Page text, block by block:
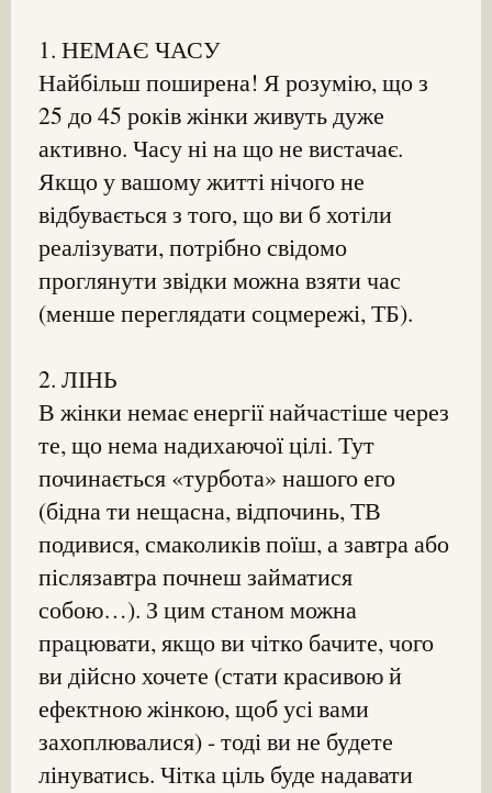
1. НЕМАЄ ЧАСУ
Найбільш поширена! Я розумію, що з
25 до 45 років жінки живуть дуже
активно. Часу ні на що не вистачає.
Якщо у вашому житті нічого не
відбувається з того, що ви б хотіли
реалізувати, потрібно свідомо
проглянути звідки можна взяти час
(менше переглядати соцмережі, ТБ).
2. ЛІНЬ
В жінки немає енергії найчастіше через
те, що нема надихаючої цілі. Тут
починається «турбота» нашого его
(бідна ти нещасна, відпочинь, ТВ
подивися, смаколиків поїш, а завтра або
післязавтра почнеш займатися
собою…). З цим станом можна
працювати, якщо ви чітко бачите, чого
ви дійсно хочете (стати красивою й
ефектною жінкою, щоб усі вами
захоплювалися) - тоді ви не будете
лінуватись. Чітка ціль буде надавати